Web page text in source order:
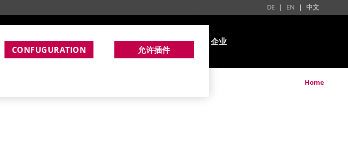
CONFUGURATION 允许插件
DE | EN | 中文
应用 产品 服务 企业
Home